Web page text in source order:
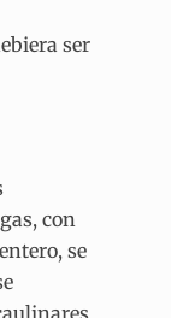
ser
con
se